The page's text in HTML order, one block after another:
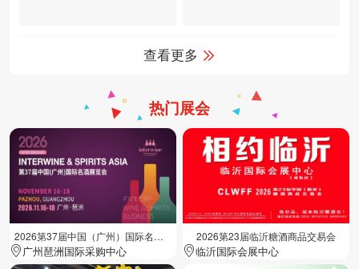
查看更多
热门展会
2026第37届中国（广州）国际名酒展览会
广州琶洲国际采购中心
2026第23届临沂糖酒商品交易会
临沂国际会展中心